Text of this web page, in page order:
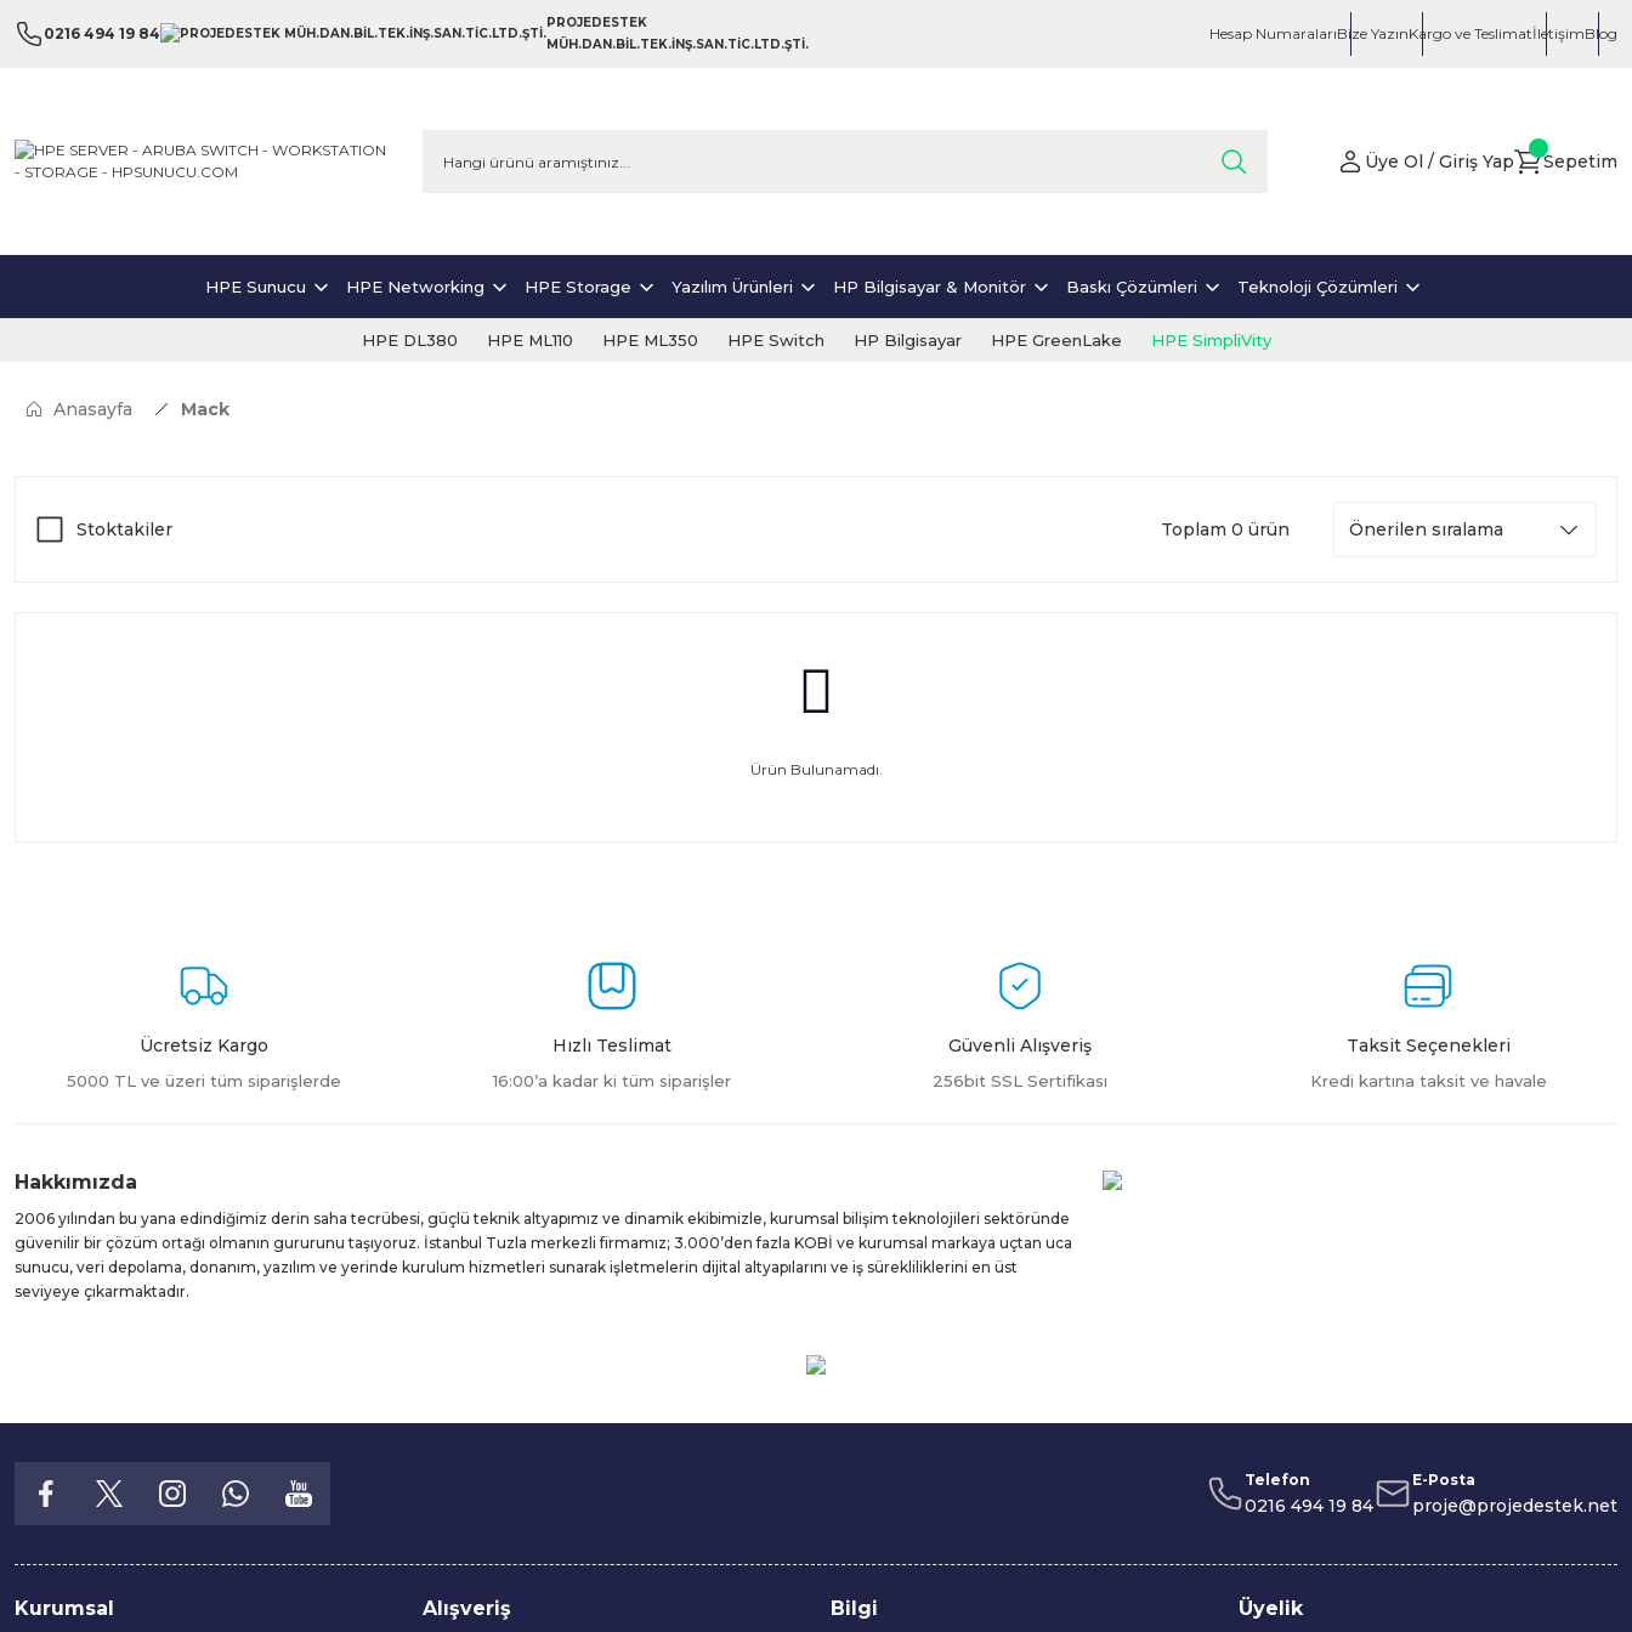
0216 494 19 84
PROJEDESTEK
MÜH.DAN.BİL.TEK.İNŞ.SAN.TİC.LTD.ŞTİ.
Hesap NumaralarıBize YazınKargo ve TeslimatİletişimBlog
Üye Ol / Giriş Yap Sepetim
HPE Sunucu HPE Networking HPE Storage Yazılım Ürünleri HP Bilgisayar & Monitör Baskı Çözümleri Teknoloji Çözümleri
HPE DL380 HPE ML110 HPE ML350 HPE Switch HP Bilgisayar HPE GreenLake HPE SimpliVity
Anasayfa Mack
Stoktakiler Toplam 0 ürün
Ürün Bulunamadı.
Ücretsiz Kargo
5000 TL ve üzeri tüm siparişlerde
Hızlı Teslimat
16:00’a kadar ki tüm siparişler
Güvenli Alışveriş
256bit SSL Sertifikası
Taksit Seçenekleri
Kredi kartına taksit ve havale
Hakkımızda
2006 yılından bu yana edindiğimiz derin saha tecrübesi, güçlü teknik altyapımız ve dinamik ekibimizle, kurumsal bilişim teknolojileri sektöründe
güvenilir bir çözüm ortağı olmanın gururunu taşıyoruz. İstanbul Tuzla merkezli firmamız; 3.000’den fazla KOBİ ve kurumsal markaya uçtan uca
sunucu, veri depolama, donanım, yazılım ve yerinde kurulum hizmetleri sunarak işletmelerin dijital altyapılarını ve iş sürekliliklerini en üst
seviyeye çıkarmaktadır.
Telefon
0216 494 19 84
E-Posta
proje@projedestek.net
Kurumsal Alışveriş Bilgi Üyelik